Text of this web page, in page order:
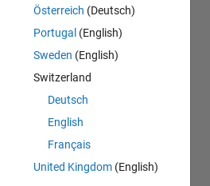
Österreich (Deutsch)
Portugal (English)
Sweden (English)
Switzerland
Deutsch
English
Français
United Kingdom (English)